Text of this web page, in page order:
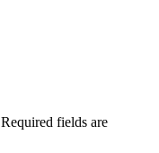
Required fields are